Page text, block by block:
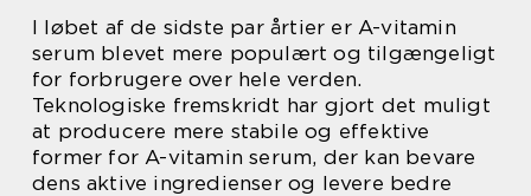
I løbet af de sidste par årtier er A-vitamin
serum blevet mere populært og tilgængeligt
for forbrugere over hele verden.
Teknologiske fremskridt har gjort det muligt
at producere mere stabile og effektive
former for A-vitamin serum, der kan bevare
dens aktive ingredienser og levere bedre